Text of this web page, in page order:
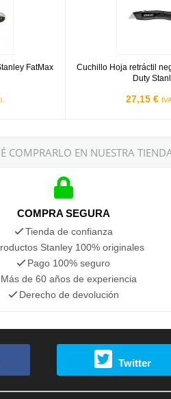
FatMax
Cuchillo Hoja retráctil
Duty
27,15 €
COMPRARLO EN NUESTRA
COMPRA SEGURA
Tienda de confianza
Stanley 100% originales
Pago 100% seguro
Más de 60 años de experiencia
Derecho de devolución
Twitter